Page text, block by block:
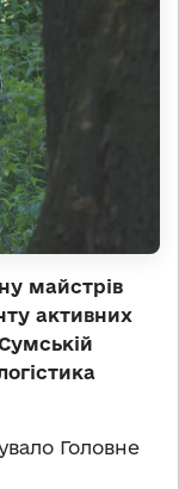
майстрів
активних
Головне